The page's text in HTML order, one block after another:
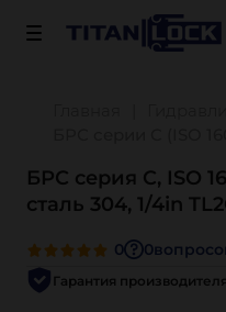
Важно! Для
БРС серия C, ISO
сталь 304, 1/4in
0 0
Гарантия